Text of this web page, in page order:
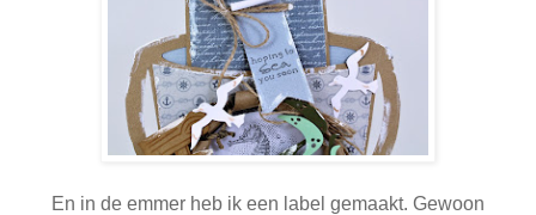
En in de emmer heb ik een label gemaakt. Gewoon